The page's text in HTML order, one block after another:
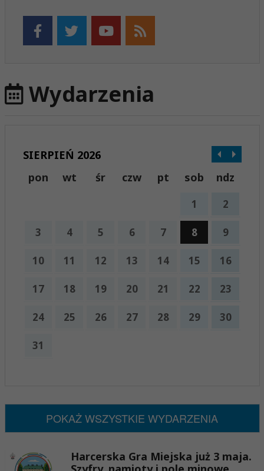
Wydarzenia
SIERPIEŃ 2026
pon
wt śr czw pt sob ndz
1 2
3 4 5 6 7 8 9
10 11 12 13 14 15 16
17 18 19 20 21 22 23
24 25 26 27 28 29 30
31
POKAŻ WSZYSTKIE WYDARZENIA
Harcerska Gra Miejska już 3 maja.